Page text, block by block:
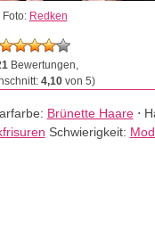
Foto: Redken
Bewertungen,
4,10von 5)
Brünette Haare⋅
Schwierigkeit: